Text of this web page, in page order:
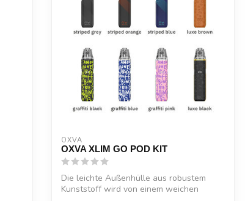
OXVA
OXVA XLIM GO POD KIT
Die leichte Außenhülle aus robustem
Kunststoff wird von einem weichen